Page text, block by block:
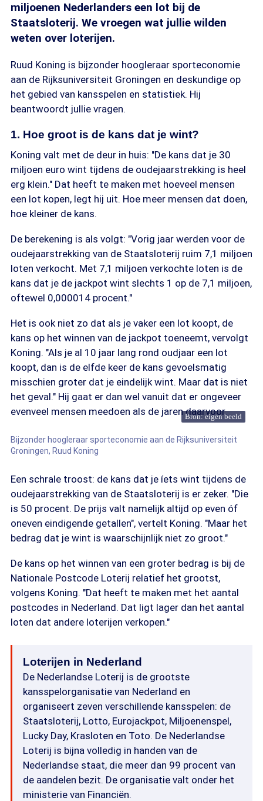
miljoenen Nederlanders een lot bij de
Staatsloterij. We vroegen wat jullie wilden
weten over loterijen.
Ruud Koning is bijzonder hoogleraar sporteconomie
aan de Rijksuniversiteit Groningen en deskundige op
het gebied van kansspelen en statistiek. Hij
beantwoordt jullie vragen.
1. Hoe groot is de kans dat je wint?
Koning valt met de deur in huis: "De kans dat je 30
miljoen euro wint tijdens de oudejaarstrekking is heel
erg klein." Dat heeft te maken met hoeveel mensen
een lot kopen, legt hij uit. Hoe meer mensen dat doen,
hoe kleiner de kans.
De berekening is als volgt: "Vorig jaar werden voor de
oudejaarstrekking van de Staatsloterij ruim 7,1 miljoen
loten verkocht. Met 7,1 miljoen verkochte loten is de
kans dat je de jackpot wint slechts 1 op de 7,1 miljoen,
oftewel 0,000014 procent."
Het is ook niet zo dat als je vaker een lot koopt, de
kans op het winnen van de jackpot toeneemt, vervolgt
Koning. "Als je al 10 jaar lang rond oudjaar een lot
koopt, dan is de elfde keer de kans gevoelsmatig
misschien groter dat je eindelijk wint. Maar dat is niet
het geval." Hij gaat er dan wel vanuit dat er ongeveer
evenveel mensen meedoen als de jaren daarvoor.
Bron: eigen beeld
Bijzonder hoogleraar sporteconomie aan de Rijksuniversiteit
Groningen, Ruud Koning
Een schrale troost: de kans dat je íets wint tijdens de
oudejaarstrekking van de Staatsloterij is er zeker. "Die
is 50 procent. De prijs valt namelijk altijd op even óf
oneven eindigende getallen", vertelt Koning. "Maar het
bedrag dat je wint is waarschijnlijk niet zo groot."
De kans op het winnen van een groter bedrag is bij de
Nationale Postcode Loterij relatief het grootst,
volgens Koning. "Dat heeft te maken met het aantal
postcodes in Nederland. Dat ligt lager dan het aantal
loten dat andere loterijen verkopen."
Loterijen in Nederland
De Nederlandse Loterij is de grootste
kansspelorganisatie van Nederland en
organiseert zeven verschillende kansspelen: de
Staatsloterij, Lotto, Eurojackpot, Miljoenenspel,
Lucky Day, Krasloten en Toto. De Nederlandse
Loterij is bijna volledig in handen van de
Nederlandse staat, die meer dan 99 procent van
de aandelen bezit. De organisatie valt onder het
ministerie van Financiën.